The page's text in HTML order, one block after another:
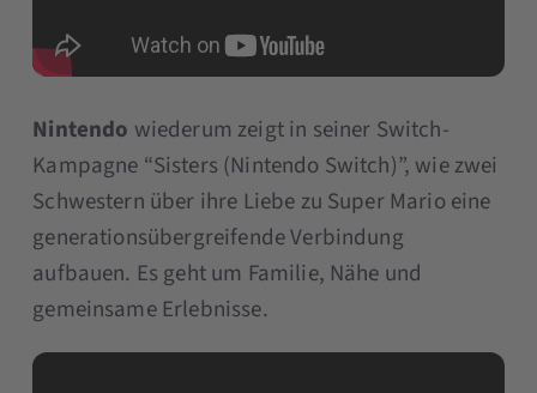
Nintendo wiederum zeigt in seiner Switch-
Kampagne “Sisters (Nintendo Switch)”, wie zwei
Schwestern über ihre Liebe zu Super Mario eine
generationsübergreifende Verbindung
aufbauen. Es geht um Familie, Nähe und
gemeinsame Erlebnisse.